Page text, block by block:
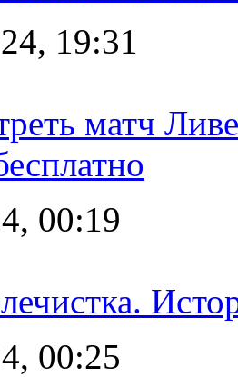
19:31
матч
00:19
00:25